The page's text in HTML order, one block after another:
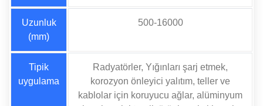
Uzunluk
(mm)
500-16000
Tipik
uygulama
Radyatörler, Yığınları şarj etmek,
korozyon önleyici yalıtım, teller ve
kablolar için koruyucu ağlar, alüminyum